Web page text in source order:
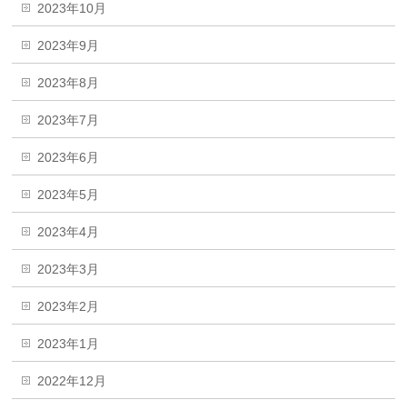
2023年10月
2023年9月
2023年8月
2023年7月
2023年6月
2023年5月
2023年4月
2023年3月
2023年2月
2023年1月
2022年12月